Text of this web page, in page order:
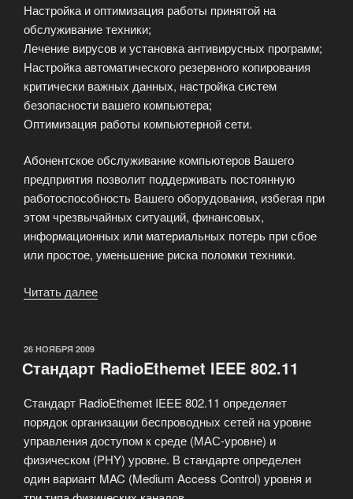
Настройка и оптимизация работы принятой на
обслуживание техники;
Лечение вирусов и установка антивирусных программ;
Настройка автоматического резервного копирования
критически важных данных, настройка систем
безопасности вашего компьютера;
Оптимизация работы компьютерной сети.
Абонентское обслуживание компьютеров Вашего
предприятия позволит поддерживать постоянную
работоспособность Вашего оборудования, избегая при
этом чрезвычайных ситуаций, финансовых,
информационных или материальных потерь при сбое
или простое, уменьшение риска поломки техники.
Читать далее
ОПУБЛИКОВАНО
26 НОЯБРЯ 2009
Стандарт RadioEthemet IEEE 802.11
Стандарт RadioEthemet IEEE 802.11 определяет
порядок организации беспроводных сетей на уровне
управления доступом к среде (МАС-уровне) и
физическом (PHY) уровне. В стандарте определен
один вариант MAC (Medium Access Control) уровня и